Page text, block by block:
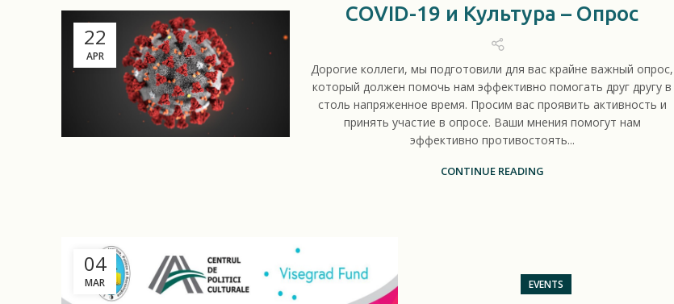
22
APR
COVID-19 и Культура – Опрос
Дорогие коллеги, мы подготовили для вас крайне важный опрос,
который должен помочь нам эффективно помогать друг другу в
столь напряженное время. Просим вас проявить активность и
принять участие в опросе. Ваши мнения помогут нам
эффективно противостоять...
CONTINUE READING
04
MAR EVENTS